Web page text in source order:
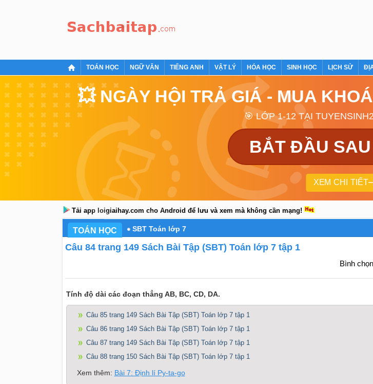
TOÁN HỌC NGỮ VĂN TIẾNG ANH VẬT LÝ HÓA HỌC SINH HỌC LỊCH SỬ
💥 NGÀY HỘI TRẢ GIÁ - MUA
🎯 LỚP 1-12 TẠI
BẮT ĐẦU
XEM CHI TIẾT
Tải app loigiaihay.com cho Android để lưu và xem mà không cần mạng!
TOÁN HỌC SBT Toán lớp 7
Câu 84 trang 149 Sách Bài Tập (SBT) Toán lớp 7 tập 1
Bình
Tính độ dài các đoạn thẳng AB, BC, CD, DA.
Câu 85 trang 149 Sách Bài Tập (SBT) Toán lớp 7 tập 1
Câu 86 trang 149 Sách Bài Tập (SBT) Toán lớp 7 tập 1
Câu 87 trang 149 Sách Bài Tập (SBT) Toán lớp 7 tập 1
Câu 88 trang 150 Sách Bài Tập (SBT) Toán lớp 7 tập 1
Xem thêm: Bài 7: Định lí Py-ta-go